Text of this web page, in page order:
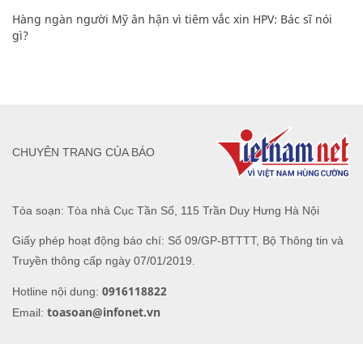
Hàng ngàn người Mỹ ân hận vì tiêm vắc xin HPV: Bác sĩ nói
gì?
Tòa soạn: Tòa nhà Cục Tần Số, 115 Trần Duy Hưng Hà Nội
Giấy phép hoạt động báo chí: Số 09/GP-BTTTT, Bộ Thông tin và
Truyền thông cấp ngày 07/01/2019.
Hotline nội dung: 0916118822
Email: toasoan@infonet.vn
CHUYÊN TRANG CỦA BÁO